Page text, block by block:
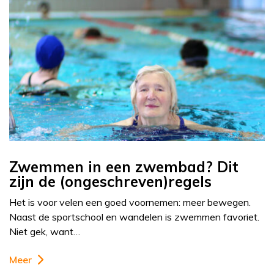
Zwemmen in een zwembad? Dit
zijn de (ongeschreven)regels
Het is voor velen een goed voornemen: meer bewegen.
Naast de sportschool en wandelen is zwemmen favoriet.
Niet gek, want…
Meer